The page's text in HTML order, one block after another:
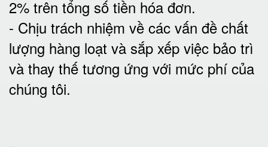
2% trên tổng số tiền hóa đơn.
- Chịu trách nhiệm về các vấn đề chất
lượng hàng loạt và sắp xếp việc bảo trì
và thay thế tương ứng với mức phí của
chúng tôi.